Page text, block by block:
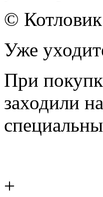
©
Уже
При
заходили
+